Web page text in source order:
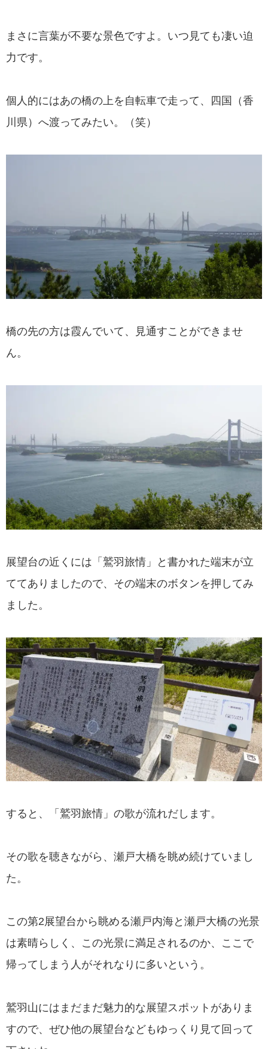
まさに言葉が不要な景色ですよ。いつ見ても凄い迫
力です。
個人的にはあの橋の上を自転車で走って、四国（香
川県）へ渡ってみたい。（笑）
橋の先の方は霞んでいて、見通すことができませ
ん。
展望台の近くには「鷲羽旅情」と書かれた端末が立
ててありましたので、その端末のボタンを押してみ
ました。
すると、「鷲羽旅情」の歌が流れだします。
その歌を聴きながら、瀬戸大橋を眺め続けていまし
た。
この第2展望台から眺める瀬戸内海と瀬戸大橋の光景
は素晴らしく、この光景に満足されるのか、ここで
帰ってしまう人がそれなりに多いという。
鷲羽山にはまだまだ魅力的な展望スポットがありま
すので、ぜひ他の展望台などもゆっくり見て回って